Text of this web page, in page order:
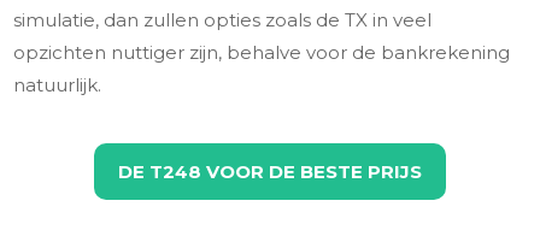
simulatie, dan zullen opties zoals de TX in veel
opzichten nuttiger zijn, behalve voor de bankrekening
natuurlijk.
DE T248 VOOR DE BESTE PRIJS